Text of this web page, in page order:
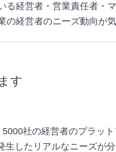
る経営者・営業責任者・
の経営者のニーズ動向が
す
社の経営者のプラット
したリアルなニーズが分